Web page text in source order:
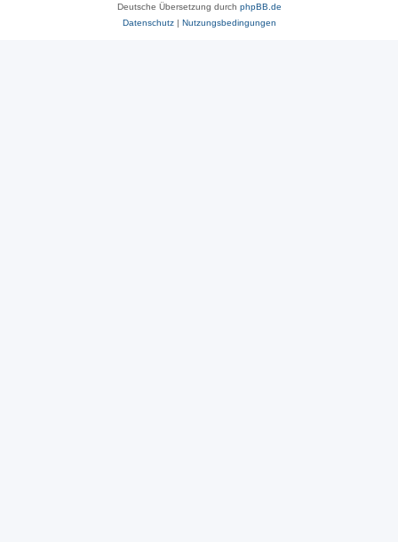
Deutsche Übersetzung durch phpBB.de
Datenschutz| Nutzungsbedingungen